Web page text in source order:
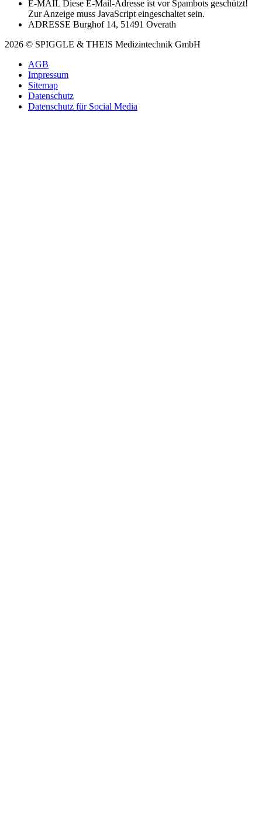
E-MAIL Diese E-Mail-Adresse ist vor Spambots geschützt!
Zur Anzeige muss JavaScript eingeschaltet sein.
ADRESSE Burghof 14, 51491 Overath
2026 © SPIGGLE & THEIS Medizintechnik GmbH
AGB
Impressum
Sitemap
Datenschutz
Datenschutz für Social Media